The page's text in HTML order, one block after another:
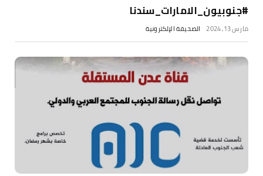
#جنوبيون_الامارات_سندنا
مارس 13, 2024 الصحيفة الإلكترونية